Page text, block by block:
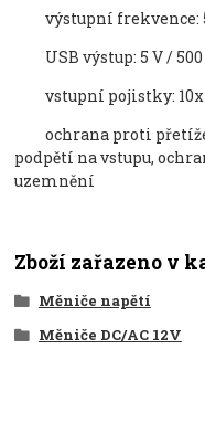
výstupní frekvence:
USB výstup: 5 V/500
vstupní pojistky: 10x
ochrana proti přetí
podpětí na vstupu,
uzemnění
Zboží zařazeno v
Měniče napětí
Měniče DC/AC 12V